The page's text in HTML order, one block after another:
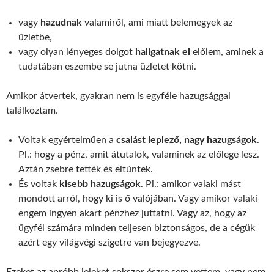
vagy hazudnak valamiről, ami miatt belemegyek az
üzletbe,
vagy olyan lényeges dolgot hallgatnak el előlem, aminek a
tudatában eszembe se jutna üzletet kötni.
Amikor átvertek, gyakran nem is egyféle hazugsággal
találkoztam.
Voltak egyértelműen a csalást leplező, nagy hazugságok.
Pl.: hogy a pénz, amit átutalok, valaminek az előlege lesz.
Aztán zsebre tették és eltűntek.
És voltak kisebb hazugságok. Pl.: amikor valaki mást
mondott arról, hogy ki is ő valójában. Vagy amikor valaki
engem ingyen akart pénzhez juttatni. Vagy az, hogy az
ügyfél számára minden teljesen biztonságos, de a cégük
azért egy világvégi szigetre van bejegyezve.